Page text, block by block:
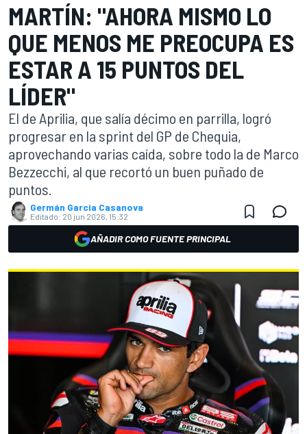
MARTÍN: "AHORA MISMO LO
QUE MENOS ME PREOCUPA ES
ESTAR A 15 PUNTOS DEL
LÍDER"
El de Aprilia, que salía décimo en parrilla, logró
progresar en la sprint del GP de Chequia,
aprovechando varias caída, sobre todo la de Marco
Bezzecchi, al que recortó un buen puñado de
puntos.
Germán Garcia Casanova
Editado: 20 jun 2026, 15:32
AÑADIR COMO FUENTE PRINCIPAL